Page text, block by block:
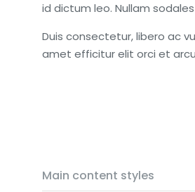
id dictum leo. Nullam
Duis consectetur, libero ac
amet efficitur elit orci et
Main content styles